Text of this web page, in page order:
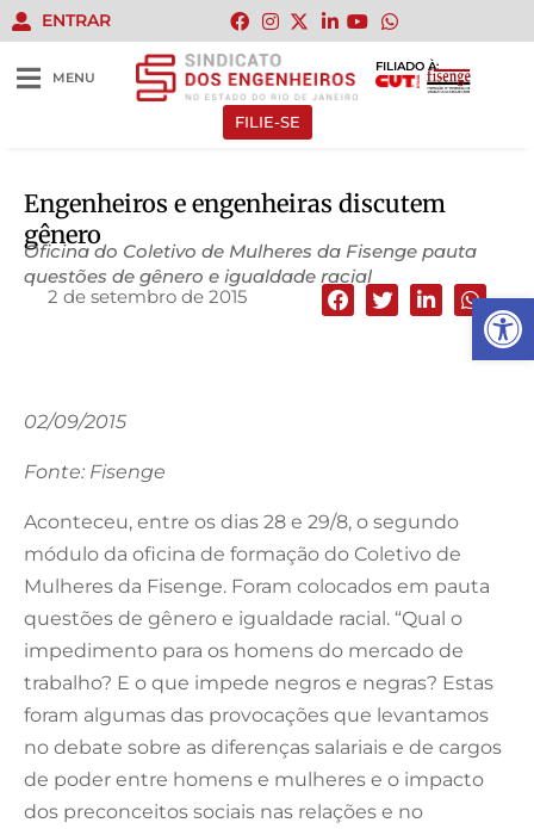
Abrir
ENTRAR
MENU
FILIADO À:
FILIE-SE
Engenheiros e engenheiras discutem
gênero
Oficina do Coletivo de Mulheres da Fisenge pauta
questões de gênero e igualdade racial
2 de setembro de 2015
02/09/2015
Fonte: Fisenge
Aconteceu, entre os dias 28 e 29/8, o segundo
módulo da oficina de formação do Coletivo de
Mulheres da Fisenge. Foram colocados em pauta
questões de gênero e igualdade racial. “Qual o
impedimento para os homens do mercado de
trabalho? E o que impede negros e negras? Estas
foram algumas das provocações que levantamos
no debate sobre as diferenças salariais e de cargos
de poder entre homens e mulheres e o impacto
dos preconceitos sociais nas relações e no